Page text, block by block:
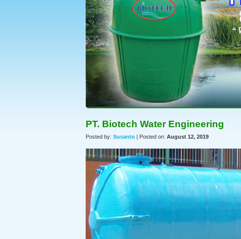
PT. Biotech Water Engineering
Posted by: Susanto | Posted on: August 12, 2019